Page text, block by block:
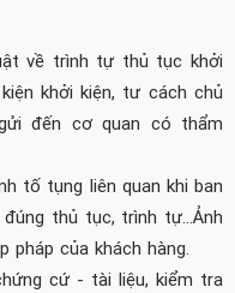
về trình tự thủ tục khởi
khởi kiện, tư cách chủ
đến cơ quan có thẩm
tố tụng liên quan khi ban
thủ tục, trình tự…Ảnh
pháp của khách hàng.
cứ - tài liệu, kiểm tra